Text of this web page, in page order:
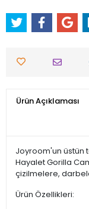
Ürün Açıklaması
Joyroom'un üstün
Hayalet Gorilla
çizilmelere,
Ürün Özellikleri: